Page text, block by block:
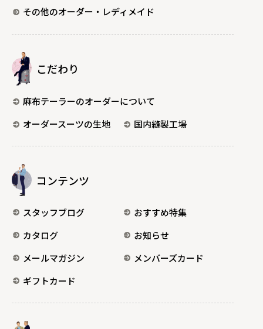
その他のオーダー・レディメイド
こだわり
麻布テーラーのオーダーについて
オーダースーツの生地
国内縫製工場
コンテンツ
スタッフブログ
おすすめ特集
カタログ
お知らせ
メールマガジン
メンバーズカード
ギフトカード